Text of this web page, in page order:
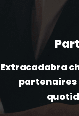
Extracadabra
partenaires